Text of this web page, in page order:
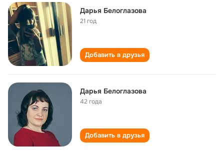
Дарья Белоглазова
21 год
Добавить в друзья
Дарья Белоглазова
42 года
Добавить в друзья